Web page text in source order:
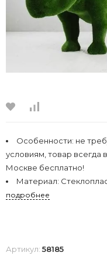
Особенности: не
условиям, товар всегда
Москве бесплатно!
Материал:
подробнее
Артикул: 58185